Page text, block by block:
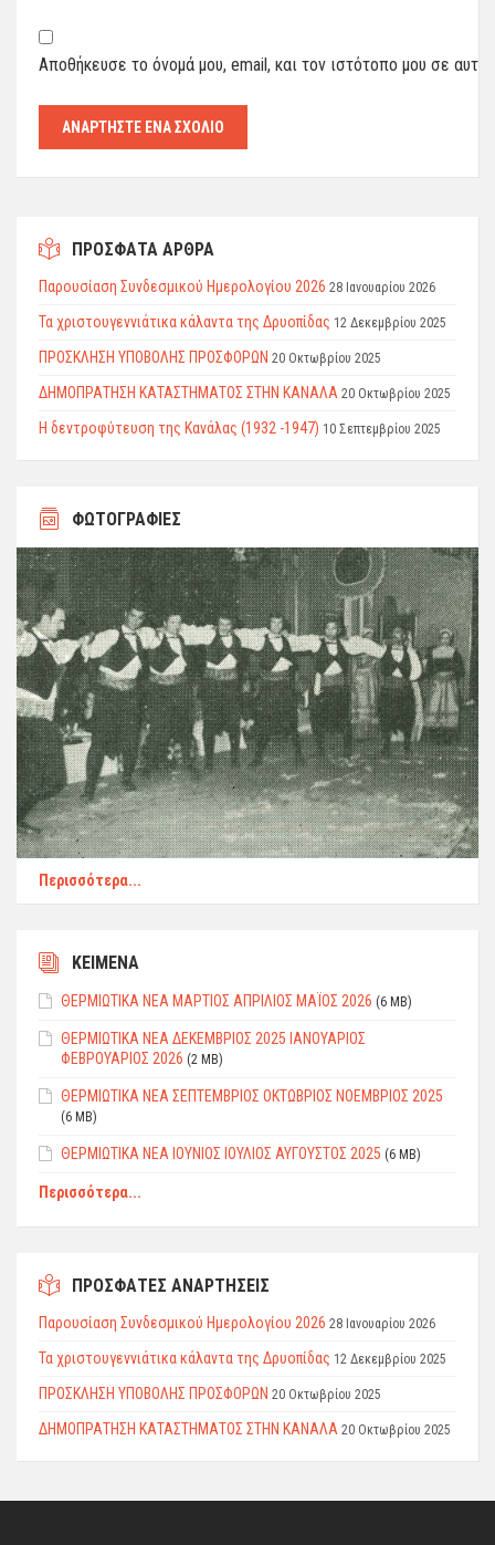
Αποθήκευσε το όνομά μου, email, και τον ιστότοπο μου σε
ΠΡΟΣΦΑΤΑ ΑΡΘΡΑ
Παρουσίαση Συνδεσμικού Ημερολογίου 2026 28 Ιανουαρίου 2026
Τα χριστουγεννιάτικα κάλαντα της Δρυοπίδας 12 Δεκεμβρίου 2025
ΠΡΟΣΚΛΗΣΗ ΥΠΟΒΟΛΗΣ ΠΡΟΣΦΟΡΩΝ 20 Οκτωβρίου 2025
ΔΗΜΟΠΡΑΤΗΣΗ ΚΑΤΑΣΤΗΜΑΤΟΣ ΣΤΗΝ ΚΑΝΑΛΑ 20 Οκτωβρίου 2025
Η δεντροφύτευση της Κανάλας (1932 -1947) 10 Σεπτεμβρίου 2025
ΦΩΤΟΓΡΑΦΙΕΣ
Περισσότερα...
ΚΕΙΜΕΝΑ
ΘΕΡΜΙΩΤΙΚΑ ΝΕΑ ΜΑΡΤΙΟΣ ΑΠΡΙΛΙΟΣ ΜΑΪΟΣ 2026 (6 MB)
ΘEPMIΩTIKΑ ΝΕΑ ΔΕΚΕΜΒΡΙΟΣ 2025 ΙΑΝΟΥΑΡΙΟΣ
ΦEBPΟΥΑΡΙΟΣ 2026 (2 MB)
ΘΕΡΜΙΩΤΙΚΑ ΝΕΑ ΣΕΠΤΕΜΒΡΙΟΣ ΟΚΤΩΒΡΙΟΣ ΝΟΕΜΒΡΙΟΣ 2025
(6 MB)
ΘΕΡΜΙΩΤΙΚΑ ΝΕΑ ΙΟΥΝΙΟΣ ΙΟΥΛΙΟΣ ΑΥΓΟΥΣΤΟΣ 2025 (6 MB)
Περισσότερα...
ΠΡΟΣΦΑΤΕΣ ΑΝΑΡΤΗΣΕΙΣ
Παρουσίαση Συνδεσμικού Ημερολογίου 2026 28 Ιανουαρίου 2026
Τα χριστουγεννιάτικα κάλαντα της Δρυοπίδας 12 Δεκεμβρίου 2025
ΠΡΟΣΚΛΗΣΗ ΥΠΟΒΟΛΗΣ ΠΡΟΣΦΟΡΩΝ 20 Οκτωβρίου 2025
ΔΗΜΟΠΡΑΤΗΣΗ ΚΑΤΑΣΤΗΜΑΤΟΣ ΣΤΗΝ ΚΑΝΑΛΑ 20 Οκτωβρίου 2025